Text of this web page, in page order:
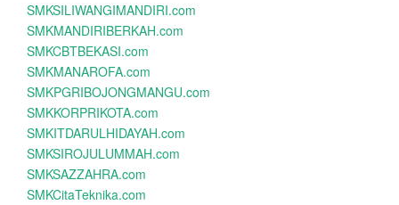
SMKSILIWANGIMANDIRI.com
SMKMANDIRIBERKAH.com
SMKCBTBEKASI.com
SMKMANAROFA.com
SMKPGRIBOJONGMANGU.com
SMKKORPRIKOTA.com
SMKITDARULHIDAYAH.com
SMKSIROJULUMMAH.com
SMKSAZZAHRA.com
SMKCitaTeknika.com